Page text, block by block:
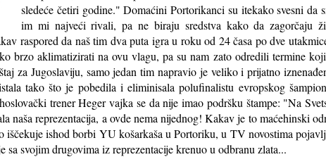
sledeće četiri godine." Domaćini Portorikanci su itekako svesni da
im mi najveći rivali, pa ne biraju sredstva kako da zagorčaju
raspored da naš tim dva puta igra u roku od 24 časa po dve
brzo aklimatizirati na ovu vlagu, pa su nam zato odredili termine
za Jugoslaviju, samo jedan tim napravio je veliko i prijatno
tako što je pobedila i eliminisala polufinalistu evropskog
trener Heger vajka se da nije imao podršku štampe: "Na
naša reprezentacija, a ovde nema nijednog! Kakav je to maćehinski
ishod borbi YU košarkaša u Portoriku, u TV novostima
svojim drugovima iz reprezentacije krenuo u odbranu zlata...